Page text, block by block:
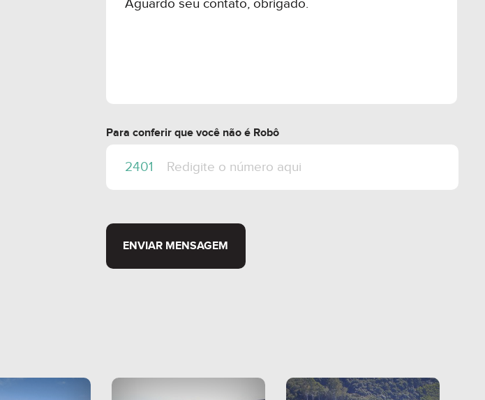
Para conferir que você não é Robô
ENVIAR MENSAGEM